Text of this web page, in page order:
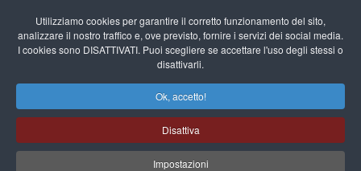
Utilizziamo cookies per garantire il corretto funzionamento del sito,
analizzare il nostro traffico e, ove previsto, fornire i servizi dei social media.
I cookies sono DISATTIVATI. Puoi scegliere se accettare l'uso degli stessi o
disattivarli.
Ok, accetto!
Disattiva
Impostazioni
Mappa del sito
Mr Balthasar Brennenstuhl
Artista scultore e pittore
Quai Séverine Résidence Navy Club / 17 83430 Saint-Mandrier-sur-Mer,Provence-
Alpes-Côte d'Azur-France